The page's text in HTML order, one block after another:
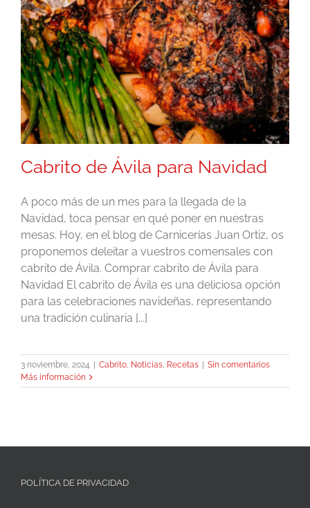
Cabrito de Ávila para Navidad
A poco más de un mes para la llegada de la
Navidad, toca pensar en qué poner en nuestras
mesas. Hoy, en el blog de Carnicerías Juan Ortiz, os
proponemos deleitar a vuestros comensales con
cabrito de Ávila. Comprar cabrito de Ávila para
Navidad El cabrito de Ávila es una deliciosa opción
para las celebraciones navideñas, representando
una tradición culinaria [...]
3 noviembre, 2024 Cabrito, Noticias, Recetas
Sin comentarios
Más información
POLÍTICA DE PRIVACIDAD